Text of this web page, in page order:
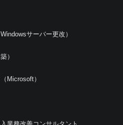
サーバー更改）
）
Microsoft）